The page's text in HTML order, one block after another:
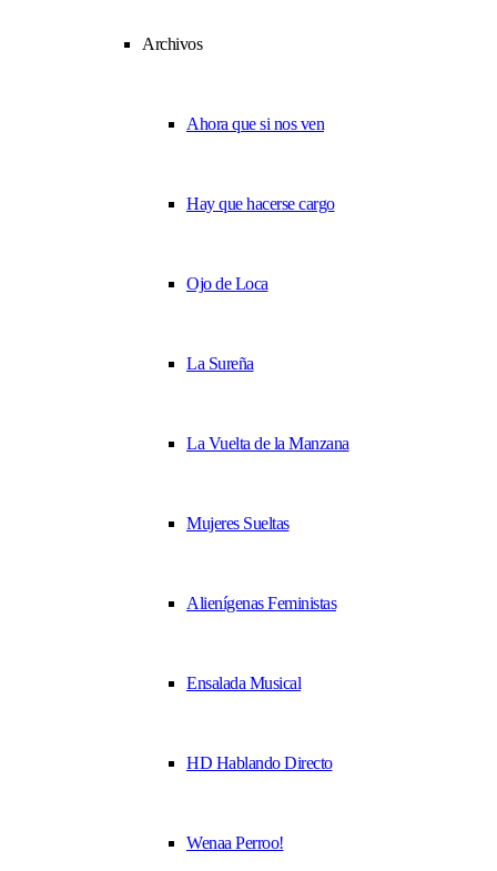
Archivos
Ahora que si nos ven
Hay que hacerse cargo
Ojo de Loca
La Sureña
La Vuelta de la Manzana
Mujeres Sueltas
Alienígenas Feministas
Ensalada Musical
HD Hablando Directo
Wenaa Perroo!